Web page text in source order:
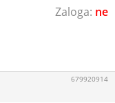
ne
679920914